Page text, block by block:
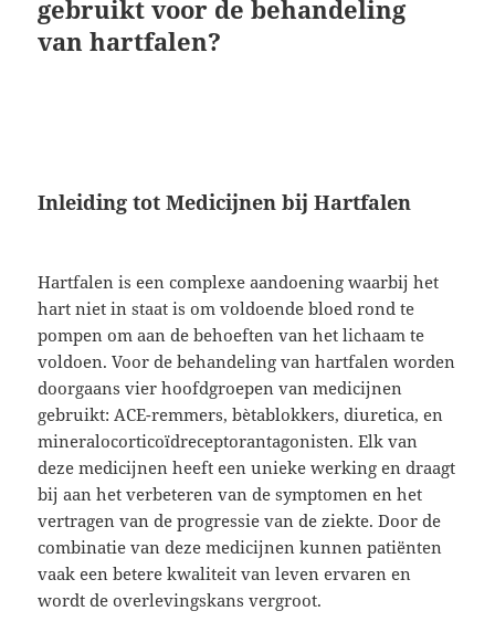
gebruikt voor de behandeling
van hartfalen?
Inleiding tot Medicijnen bij Hartfalen
Hartfalen is een complexe aandoening waarbij het
hart niet in staat is om voldoende bloed rond te
pompen om aan de behoeften van het lichaam te
voldoen. Voor de behandeling van hartfalen worden
doorgaans vier hoofdgroepen van medicijnen
gebruikt: ACE-remmers, bètablokkers, diuretica, en
mineralocorticoïdreceptorantagonisten. Elk van
deze medicijnen heeft een unieke werking en draagt
bij aan het verbeteren van de symptomen en het
vertragen van de progressie van de ziekte. Door de
combinatie van deze medicijnen kunnen patiënten
vaak een betere kwaliteit van leven ervaren en
wordt de overlevingskans vergroot.